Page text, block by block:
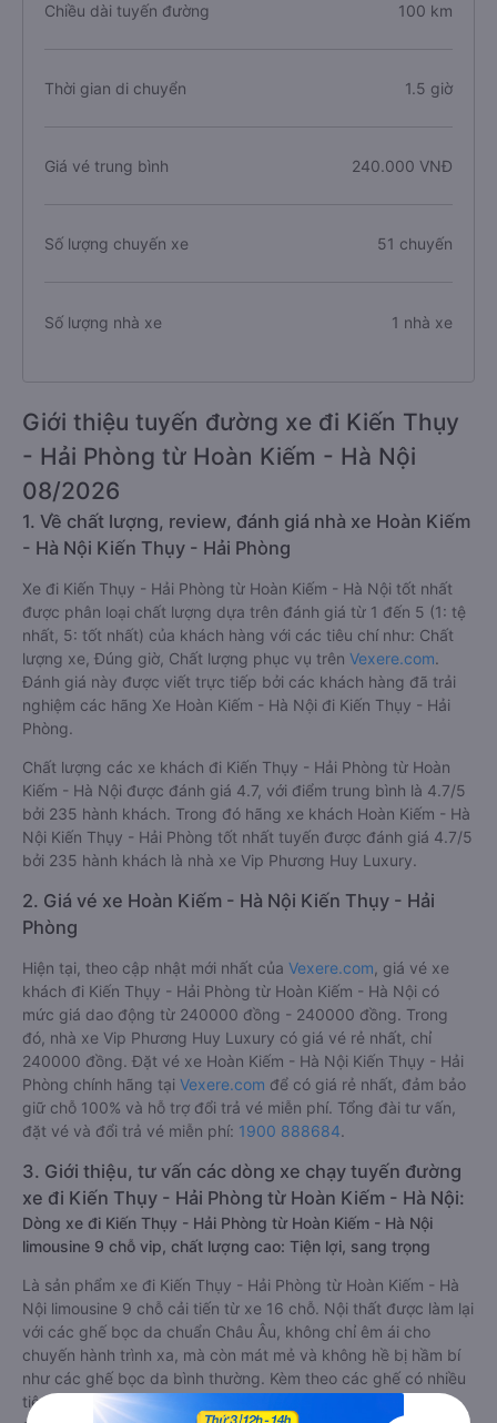
Chiều dài tuyến đường 100 km
Thời gian di chuyển 1.5 giờ
Giá vé trung bình 240.000 VNĐ
Số lượng chuyến xe 51 chuyến
Số lượng nhà xe 1 nhà xe
Giới thiệu tuyến đường xe đi Kiến Thụy
- Hải Phòng từ Hoàn Kiếm - Hà Nội
08/2026
1. Về chất lượng, review, đánh giá nhà xe Hoàn Kiếm
- Hà Nội Kiến Thụy - Hải Phòng
Xe đi Kiến Thụy - Hải Phòng từ Hoàn Kiếm - Hà Nội tốt nhất
được phân loại chất lượng dựa trên đánh giá từ 1 đến 5 (1: tệ
nhất, 5: tốt nhất) của khách hàng với các tiêu chí như: Chất
lượng xe, Đúng giờ, Chất lượng phục vụ trên Vexere.com.
Đánh giá này được viết trực tiếp bởi các khách hàng đã trải
nghiệm các hãng Xe Hoàn Kiếm - Hà Nội đi Kiến Thụy - Hải
Phòng.
Chất lượng các xe khách đi Kiến Thụy - Hải Phòng từ Hoàn
Kiếm - Hà Nội được đánh giá 4.7, với điểm trung bình là 4.7/5
bởi 235 hành khách. Trong đó hãng xe khách Hoàn Kiếm - Hà
Nội Kiến Thụy - Hải Phòng tốt nhất tuyến được đánh giá 4.7/5
bởi 235 hành khách là nhà xe Vip Phương Huy Luxury.
2. Giá vé xe Hoàn Kiếm - Hà Nội Kiến Thụy - Hải
Phòng
Hiện tại, theo cập nhật mới nhất của Vexere.com , giá vé xe
khách đi Kiến Thụy - Hải Phòng từ Hoàn Kiếm - Hà Nội có
mức giá dao động từ 240000 đồng - 240000 đồng. Trong
đó, nhà xe Vip Phương Huy Luxury có giá vé rẻ nhất, chỉ
240000 đồng. Đặt vé xe Hoàn Kiếm - Hà Nội Kiến Thụy - Hải
Phòng chính hãng tại Vexere.com để có giá rẻ nhất, đảm bảo
giữ chỗ 100% và hỗ trợ đổi trả vé miễn phí. Tổng đài tư vấn,
đặt vé và đổi trả vé miễn phí: 1900 888684.
3. Giới thiệu, tư vấn các dòng xe chạy tuyến đường
xe đi Kiến Thụy - Hải Phòng từ Hoàn Kiếm - Hà Nội:
Dòng xe đi Kiến Thụy - Hải Phòng từ Hoàn Kiếm - Hà Nội
limousine 9 chỗ vip, chất lượng cao: Tiện lợi, sang trọng
Là sản phẩm xe đi Kiến Thụy - Hải Phòng từ Hoàn Kiếm - Hà
Nội limousine 9 chỗ cải tiến từ xe 16 chỗ. Nội thất được làm lại
với các ghế bọc da chuẩn Châu Âu, không chỉ êm ái cho
chuyến hành trình xa, mà còn mát mẻ và không hề bị hầm bí
như các ghế bọc da bình thường. Kèm theo các ghế có nhiều
tiện nghi hiện đại như ti-vi, tủ lạnh mini, ổ cắm usb, đèn đọc